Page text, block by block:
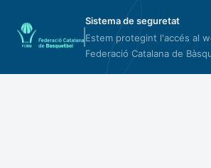
Sistema de seguretat
Estem protegint l'accés al
Federació Catalana de